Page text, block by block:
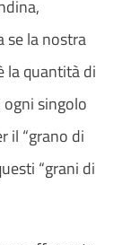
se la nostra
la quantità di
singolo
il “grano di
“grani di